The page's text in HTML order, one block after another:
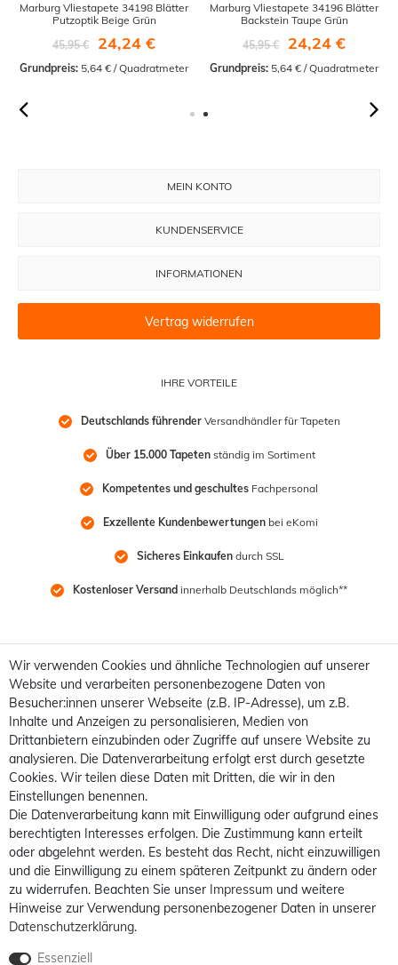
Marburg Vliestapete 34198 Blätter
Putzoptik Beige Grün
45,95 €
24,24 €
Grundpreis: 5,64 € / Quadratmeter
Marburg Vliestapete 34196 Blätter
Backstein Taupe Grün
45,95 €
24,24 €
Grundpreis: 5,64 € / Quadratmeter
IHRE VORTEILE
Deutschlands führender Versandhändler für Tapeten
Über 15.000 Tapeten ständig im Sortiment
Kompetentes und geschultes Fachpersonal
Exzellente Kundenbewertungen bei eKomi
Sicheres Einkaufen durch SSL
Kostenloser Versand innerhalb Deutschlands möglich**
MEIN KONTO
KUNDENSERVICE
INFORMATIONEN
Vertrag widerrufen
Wir verwenden Cookies und ähnliche Technologien auf unserer
Website und verarbeiten personenbezogene Daten von
Besucher:innen unserer Webseite (z.B. IP-Adresse), um z.B.
Inhalte und Anzeigen zu personalisieren, Medien von
Drittanbietern einzubinden oder Zugriffe auf unsere Website zu
analysieren. Die Datenverarbeitung erfolgt erst durch gesetzte
Cookies. Wir teilen diese Daten mit Dritten, die wir in den
Einstellungen benennen.
Die Datenverarbeitung kann mit Einwilligung oder aufgrund eines
berechtigten Interesses erfolgen. Die Zustimmung kann erteilt
oder abgelehnt werden. Es besteht das Recht, nicht einzuwilligen
und die Einwilligung zu einem späteren Zeitpunkt zu ändern oder
zu widerrufen. Beachten Sie unser Impressum und weitere
Hinweise zur Verwendung personenbezogener Daten in unserer
Daten­schutz­erklärung.
Essenziell